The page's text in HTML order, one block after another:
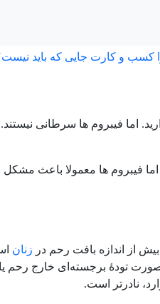
کسب و کارت جایی که باید
اما فیبروم ها سرطانی نیستند.
از اندازه بافت رحم در زنان
صورت تودهٔ برجسته‌ای خارج
نادرتر است.